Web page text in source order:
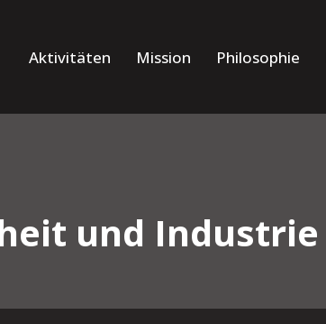
Aktivitäten Mission Philosophie
und Industrie